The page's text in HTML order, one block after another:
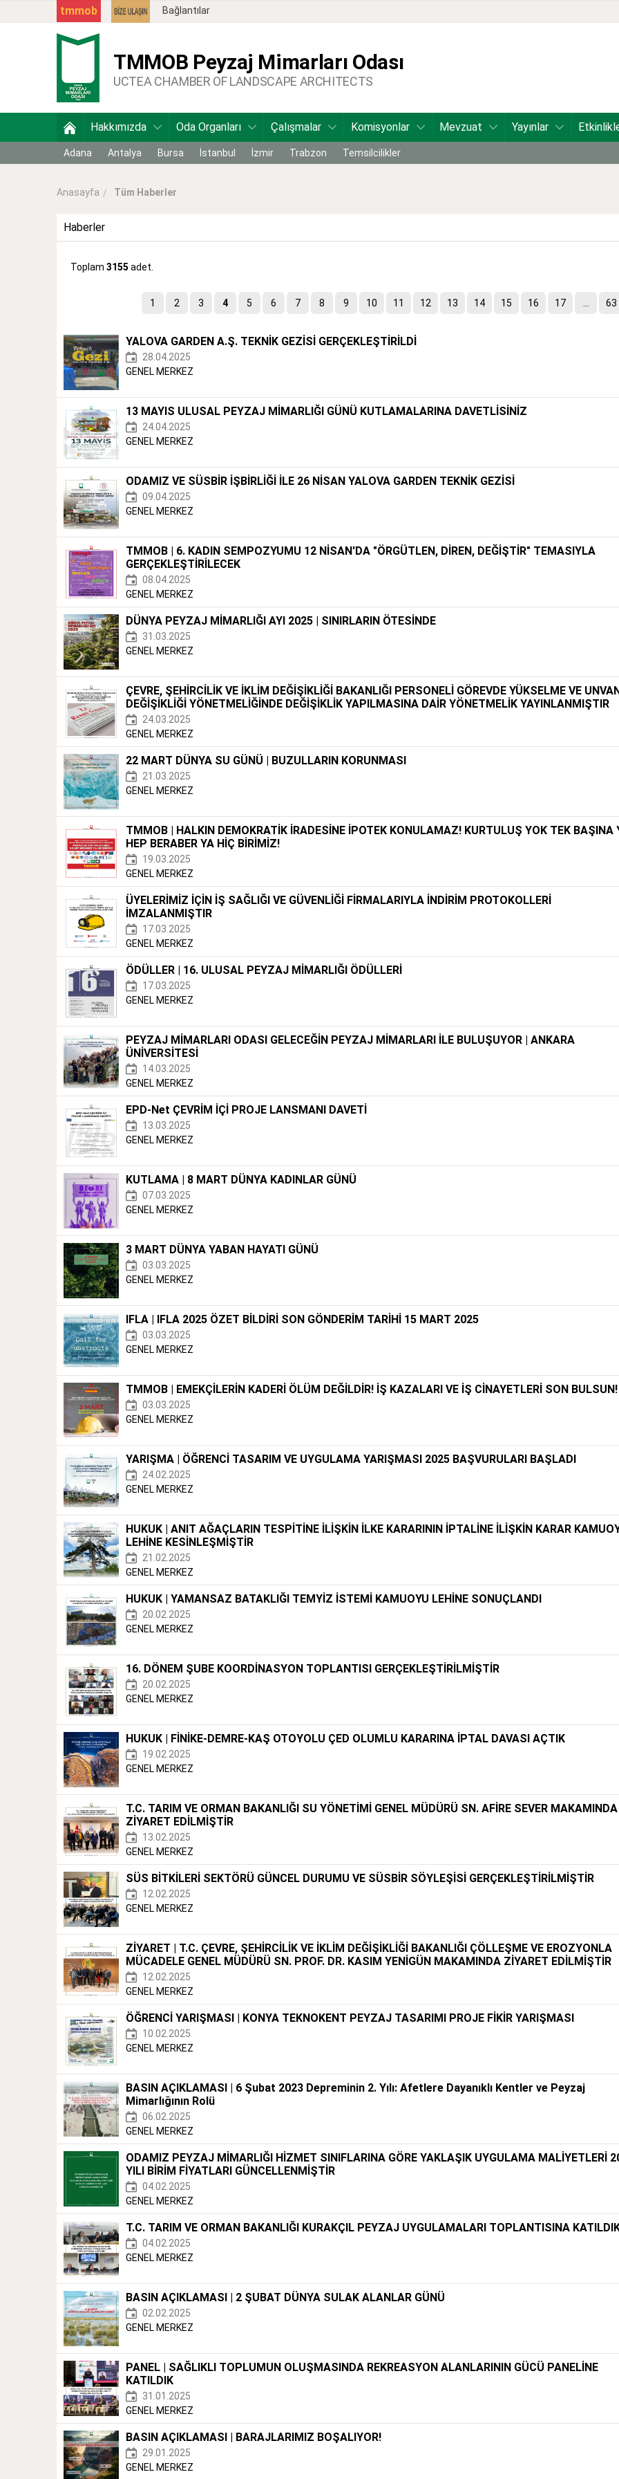
Bağlantılar
tmmob
TMMOB Peyzaj Mimarları Odası
UCTEA CHAMBER OF LANDSCAPE ARCHITECTS
Hakkımızda Oda Organları Çalışmalar Komisyonlar Mevzuat Yayınlar
Adana Antalya Bursa İstanbul İzmir Trabzon Temsilcilikler
Anasayfa Tüm Haberler
Haberler
Toplam 3155 adet.
1 2 3 4 5 6 7 8 9 10 11 12 13 14 15 16 17 63
YALOVA GARDEN A.Ş. TEKNİK GEZİSİ GERÇEKLEŞTİRİLDİ
28.04.2025
GENEL MERKEZ
13 MAYIS ULUSAL PEYZAJ MİMARLIĞI GÜNÜ KUTLAMALARINA DAVETLİSİNİZ
24.04.2025
GENEL MERKEZ
ODAMIZ VE SÜSBİR İŞBİRLİĞİ İLE 26 NİSAN YALOVA GARDEN TEKNİK GEZİSİ
09.04.2025
GENEL MERKEZ
TMMOB | 6. KADIN SEMPOZYUMU 12 NİSAN'DA "ÖRGÜTLEN, DİREN, DEĞİŞTİR" TEMASIYLA
GERÇEKLEŞTİRİLECEK
08.04.2025
GENEL MERKEZ
DÜNYA PEYZAJ MİMARLIĞI AYI 2025 | SINIRLARIN ÖTESİNDE
31.03.2025
GENEL MERKEZ
ÇEVRE, ŞEHİRCİLİK VE İKLİM DEĞİŞİKLİĞİ BAKANLIĞI PERSONELİ GÖREVDE YÜKSELME VE
DEĞİŞİKLİĞİ YÖNETMELİĞİNDE DEĞİŞİKLİK YAPILMASINA DAİR YÖNETMELİK YAYINLANMIŞTIR
24.03.2025
GENEL MERKEZ
22 MART DÜNYA SU GÜNÜ | BUZULLARIN KORUNMASI
21.03.2025
GENEL MERKEZ
TMMOB | HALKIN DEMOKRATİK İRADESİNE İPOTEK KONULAMAZ! KURTULUŞ YOK TEK BAŞINA
HEP BERABER YA HİÇ BİRİMİZ!
19.03.2025
GENEL MERKEZ
ÜYELERİMİZ İÇİN İŞ SAĞLIĞI VE GÜVENLİĞİ FİRMALARIYLA İNDİRİM PROTOKOLLERİ
İMZALANMIŞTIR
17.03.2025
GENEL MERKEZ
ÖDÜLLER | 16. ULUSAL PEYZAJ MİMARLIĞI ÖDÜLLERİ
17.03.2025
GENEL MERKEZ
PEYZAJ MİMARLARI ODASI GELECEĞİN PEYZAJ MİMARLARI İLE BULUŞUYOR | ANKARA
ÜNİVERSİTESİ
14.03.2025
GENEL MERKEZ
EPD-Net ÇEVRİM İÇİ PROJE LANSMANI DAVETİ
13.03.2025
GENEL MERKEZ
KUTLAMA | 8 MART DÜNYA KADINLAR GÜNÜ
07.03.2025
GENEL MERKEZ
3 MART DÜNYA YABAN HAYATI GÜNÜ
03.03.2025
GENEL MERKEZ
IFLA | IFLA 2025 ÖZET BİLDİRİ SON GÖNDERİM TARİHİ 15 MART 2025
03.03.2025
GENEL MERKEZ
TMMOB | EMEKÇİLERİN KADERİ ÖLÜM DEĞİLDİR! İŞ KAZALARI VE İŞ CİNAYETLERİ SON BULSUN!
03.03.2025
GENEL MERKEZ
YARIŞMA | ÖĞRENCİ TASARIM VE UYGULAMA YARIŞMASI 2025 BAŞVURULARI BAŞLADI
24.02.2025
GENEL MERKEZ
HUKUK | ANIT AĞAÇLARIN TESPİTİNE İLİŞKİN İLKE KARARININ İPTALİNE İLİŞKİN KARAR
LEHİNE KESİNLEŞMİŞTİR
21.02.2025
GENEL MERKEZ
HUKUK | YAMANSAZ BATAKLIĞI TEMYİZ İSTEMİ KAMUOYU LEHİNE SONUÇLANDI
20.02.2025
GENEL MERKEZ
16. DÖNEM ŞUBE KOORDİNASYON TOPLANTISI GERÇEKLEŞTİRİLMİŞTİR
20.02.2025
GENEL MERKEZ
HUKUK | FİNİKE-DEMRE-KAŞ OTOYOLU ÇED OLUMLU KARARINA İPTAL DAVASI AÇTIK
19.02.2025
GENEL MERKEZ
T.C. TARIM VE ORMAN BAKANLIĞI SU YÖNETİMİ GENEL MÜDÜRÜ SN. AFİRE SEVER MAKAMINDA
ZİYARET EDİLMİŞTİR
13.02.2025
GENEL MERKEZ
SÜS BİTKİLERİ SEKTÖRÜ GÜNCEL DURUMU VE SÜSBİR SÖYLEŞİSİ GERÇEKLEŞTİRİLMİŞTİR
12.02.2025
GENEL MERKEZ
ZİYARET | T.C. ÇEVRE, ŞEHİRCİLİK VE İKLİM DEĞİŞİKLİĞİ BAKANLIĞI ÇÖLLEŞME VE EROZYONLA
MÜCADELE GENEL MÜDÜRÜ SN. PROF. DR. KASIM YENİGÜN MAKAMINDA ZİYARET EDİLMİŞTİR
12.02.2025
GENEL MERKEZ
ÖĞRENCİ YARIŞMASI | KONYA TEKNOKENT PEYZAJ TASARIMI PROJE FİKİR YARIŞMASI
10.02.2025
GENEL MERKEZ
BASIN AÇIKLAMASI | 6 Şubat 2023 Depreminin 2. Yılı: Afetlere Dayanıklı Kentler ve Peyzaj
Mimarlığının Rolü
06.02.2025
GENEL MERKEZ
ODAMIZ PEYZAJ MİMARLIĞI HİZMET SINIFLARINA GÖRE YAKLAŞIK UYGULAMA MALİYETLERİ
YILI BİRİM FİYATLARI GÜNCELLENMİŞTİR
04.02.2025
GENEL MERKEZ
T.C. TARIM VE ORMAN BAKANLIĞI KURAKÇIL PEYZAJ UYGULAMALARI TOPLANTISINA
04.02.2025
GENEL MERKEZ
BASIN AÇIKLAMASI | 2 ŞUBAT DÜNYA SULAK ALANLAR GÜNÜ
02.02.2025
GENEL MERKEZ
PANEL | SAĞLIKLI TOPLUMUN OLUŞMASINDA REKREASYON ALANLARININ GÜCÜ PANELİNE
KATILDIK
31.01.2025
GENEL MERKEZ
BASIN AÇIKLAMASI | BARAJLARIMIZ BOŞALIYOR!
29.01.2025
GENEL MERKEZ